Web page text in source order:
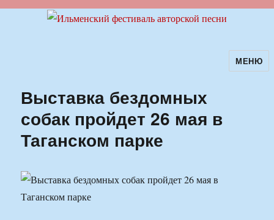
Ильменский фестиваль авторскойМЕНЮ
Выставка бездомных
собак пройдет 26 мая в
Таганском парке